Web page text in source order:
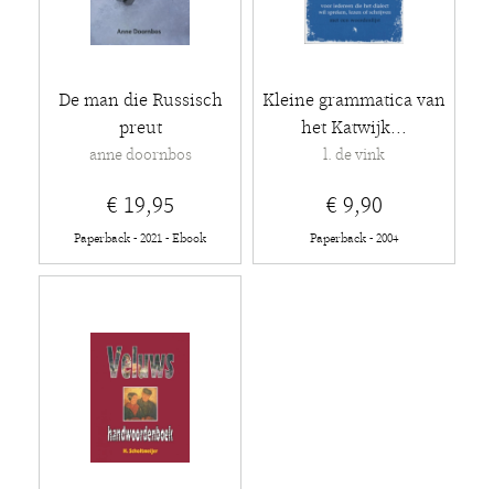
De man die Russisch
preut
anne doornbos
€ 19,95
Paperback - 2021 - Ebook
Kleine grammatica van
het Katwijk...
l. de vink
€ 9,90
Paperback - 2004